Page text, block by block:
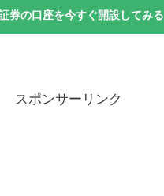
券の口座を今すぐ開設してみる
スポンサーリンク